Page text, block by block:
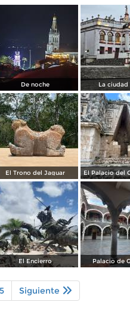
De noche La ciudad
El Trono del Jaguar El Palacio del
El Encierro Palacio de
Siguiente